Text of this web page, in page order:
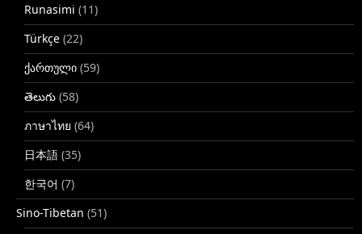
Runasimi (11)
Türkçe (22)
ქართული (59)
తెలుగు (58)
ภาษาไทย (64)
日本語 (35)
한국어 (7)
Sino-Tibetan (51)